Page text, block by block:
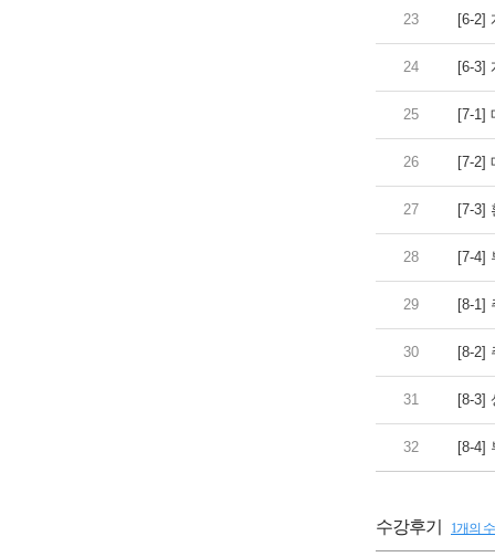
23 [6-2]
24 [6-3]
25 [7-1]
26 [7-2]
27 [7-3]
28 [7-4]
29 [8-1]
30 [8-2]
31 [8-3]
32 [8-4]
수강후기 1개의